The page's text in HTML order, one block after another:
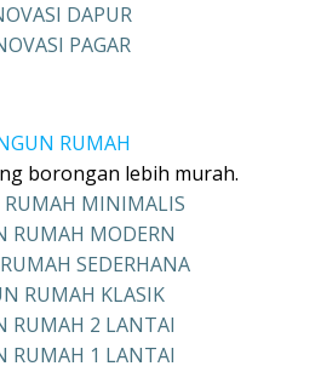
DAPUR
PAGAR
RUMAH
borongan lebih murah.
MINIMALIS
RUMAH MODERN
SEDERHANA
RUMAH KLASIK
RUMAH 2 LANTAI
RUMAH 1 LANTAI